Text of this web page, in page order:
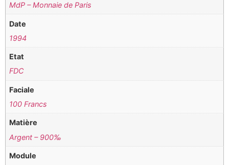
MdP – Monnaie de Paris
Date
1994
Etat
FDC
Faciale
100 Francs
Matière
Argent – 900‰
Module